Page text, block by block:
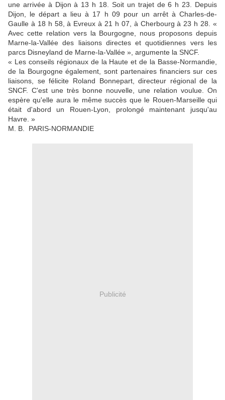
une arrivée à Dijon à 13 h 18. Soit un trajet de 6 h 23. Depuis
Dijon, le départ a lieu à 17 h 09 pour un arrêt à Charles-de-
Gaulle à 18 h 58, à Evreux à 21 h 07, à Cherbourg à 23 h 28. «
Avec cette relation vers la Bourgogne, nous proposons depuis
Marne-la-Vallée des liaisons directes et quotidiennes vers les
parcs Disneyland de Marne-la-Vallée », argumente la SNCF.
« Les conseils régionaux de la Haute et de la Basse-Normandie,
de la Bourgogne également, sont partenaires financiers sur ces
liaisons, se félicite Roland Bonnepart, directeur régional de la
SNCF. C'est une très bonne nouvelle, une relation voulue. On
espère qu'elle aura le même succès que le Rouen-Marseille qui
était d'abord un Rouen-Lyon, prolongé maintenant jusqu'au
Havre. »
M. B. PARIS-NORMANDIE
Publicité